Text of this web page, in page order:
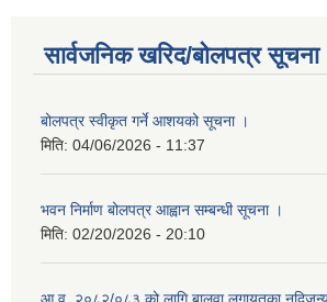
सार्वजनिक खरिद/बोलपत्र सूचना
बोलपत्र स्वीकृत गर्ने आशयको सूचना ।
मिति: 04/06/2026 - 11:37
भवन निर्माण बोलपत्र आह्वान सम्बन्धी सूचना ।
मिति: 02/20/2026 - 20:10